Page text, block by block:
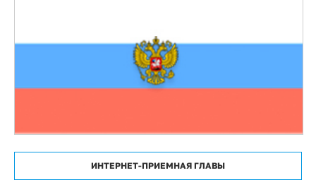
ИНТЕРНЕТ-ПРИЕМНАЯ ГЛАВЫ